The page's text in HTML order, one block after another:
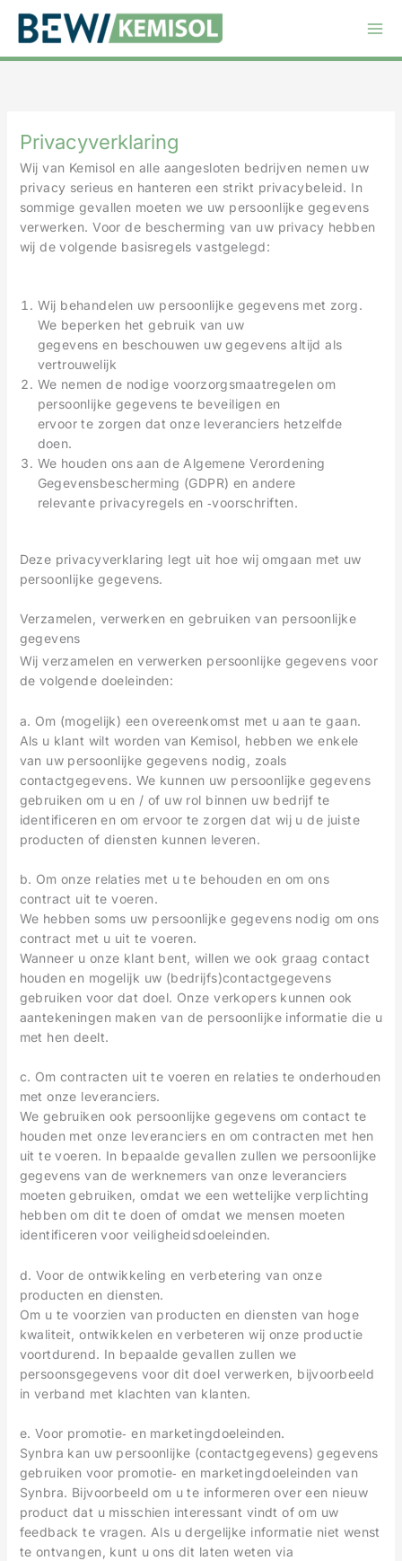
naar
Privacyverklaring
Wij van Kemisol en alle aangesloten bedrijven nemen uw
privacy serieus en hanteren een strikt privacybeleid. In
sommige gevallen moeten we uw persoonlijke gegevens
verwerken. Voor de bescherming van uw privacy hebben
wij de volgende basisregels vastgelegd:
Wij behandelen uw persoonlijke gegevens met zorg.
We beperken het gebruik van uw
gegevens en beschouwen uw gegevens altijd als
vertrouwelijk
We nemen de nodige voorzorgsmaatregelen om
persoonlijke gegevens te beveiligen en
ervoor te zorgen dat onze leveranciers hetzelfde
doen.
We houden ons aan de Algemene Verordening
Gegevensbescherming (GDPR) en andere
relevante privacyregels en ‐voorschriften.
Deze privacyverklaring legt uit hoe wij omgaan met uw
persoonlijke gegevens.
Verzamelen, verwerken en gebruiken van persoonlijke
gegevens
Wij verzamelen en verwerken persoonlijke gegevens voor
de volgende doeleinden:
a. Om (mogelijk) een overeenkomst met u aan te gaan.
Als u klant wilt worden van Kemisol, hebben we enkele
van uw persoonlijke gegevens nodig, zoals
contactgegevens. We kunnen uw persoonlijke gegevens
gebruiken om u en / of uw rol binnen uw bedrijf te
identificeren en om ervoor te zorgen dat wij u de juiste
producten of diensten kunnen leveren.
b. Om onze relaties met u te behouden en om ons
contract uit te voeren.
We hebben soms uw persoonlijke gegevens nodig om ons
contract met u uit te voeren.
Wanneer u onze klant bent, willen we ook graag contact
houden en mogelijk uw (bedrijfs)contactgegevens
gebruiken voor dat doel. Onze verkopers kunnen ook
aantekeningen maken van de persoonlijke informatie die u
met hen deelt.
c. Om contracten uit te voeren en relaties te onderhouden
met onze leveranciers.
We gebruiken ook persoonlijke gegevens om contact te
houden met onze leveranciers en om contracten met hen
uit te voeren. In bepaalde gevallen zullen we persoonlijke
gegevens van de werknemers van onze leveranciers
moeten gebruiken, omdat we een wettelijke verplichting
hebben om dit te doen of omdat we mensen moeten
identificeren voor veiligheidsdoeleinden.
d. Voor de ontwikkeling en verbetering van onze
producten en diensten.
Om u te voorzien van producten en diensten van hoge
kwaliteit, ontwikkelen en verbeteren wij onze productie
voortdurend. In bepaalde gevallen zullen we
persoonsgegevens voor dit doel verwerken, bijvoorbeeld
in verband met klachten van klanten.
e. Voor promotie‐ en marketingdoeleinden.
Synbra kan uw persoonlijke (contactgegevens) gegevens
gebruiken voor promotie‐ en marketingdoeleinden van
Synbra. Bijvoorbeeld om u te informeren over een nieuw
product dat u misschien interessant vindt of om uw
feedback te vragen. Als u dergelijke informatie niet wenst
te ontvangen, kunt u ons dit laten weten via